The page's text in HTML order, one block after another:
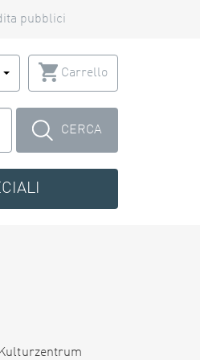
pubblici
Carrello
CERCA